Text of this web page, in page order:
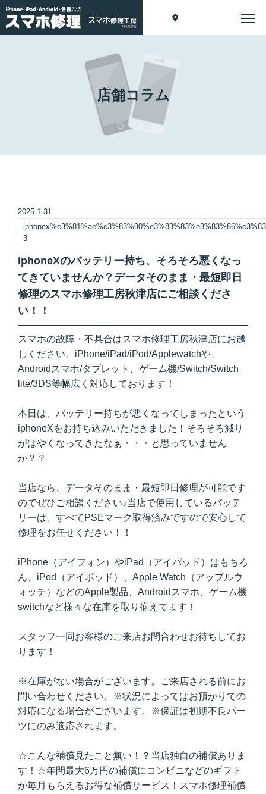
店舗コラム
2025.1.31
3
iphoneXのバッテリー持ち、そろそろ悪くなっ
てきていませんか？データそのまま・最短即日
修理のスマホ修理工房秋津店にご相談くださ
い！！
スマホの故障・不具合はスマホ修理工房秋津店にお越
しください。iPhone/iPad/iPod/Applewatchや、
Androidスマホ/タブレット、ゲーム機/Switch/Switch
lite/3DS等幅広く対応しております！
本日は、バッテリー持ちが悪くなってしまったという
iphoneXをお持ち込みいただきました！そろそろ減り
がはやくなってきたなぁ・・・と思っていません
か？？
当店なら、データそのまま・最短即日修理が可能です
のでぜひご相談ください♪当店で使用しているバッテ
リーは、すべてPSEマーク取得済みですので安心して
修理をお任せください！！
iPhone（アイフォン）やiPad（アイパッド）はもちろ
ん、iPod（アイポッド）、Apple Watch（アップルウ
ォッチ）などのApple製品、Androidスマホ、ゲーム機
switchなど様々な在庫を取り揃えてます！
スタッフ一同お客様のご来店お問合わせお待ちしてお
ります！
※在庫がない場合がございます。ご来店される前にお
問い合わせください。※状況によってはお預かりでの
対応になる場合がございます。※保証は初期不良パー
ツにのみ適応されます。
☆こんな補償見たこと無い！？当店独自の補償ありま
す！☆年間最大6万円の補償にコンビニなどのギフト
が毎月もらえるお得な補償サービス！スマホ修理補償